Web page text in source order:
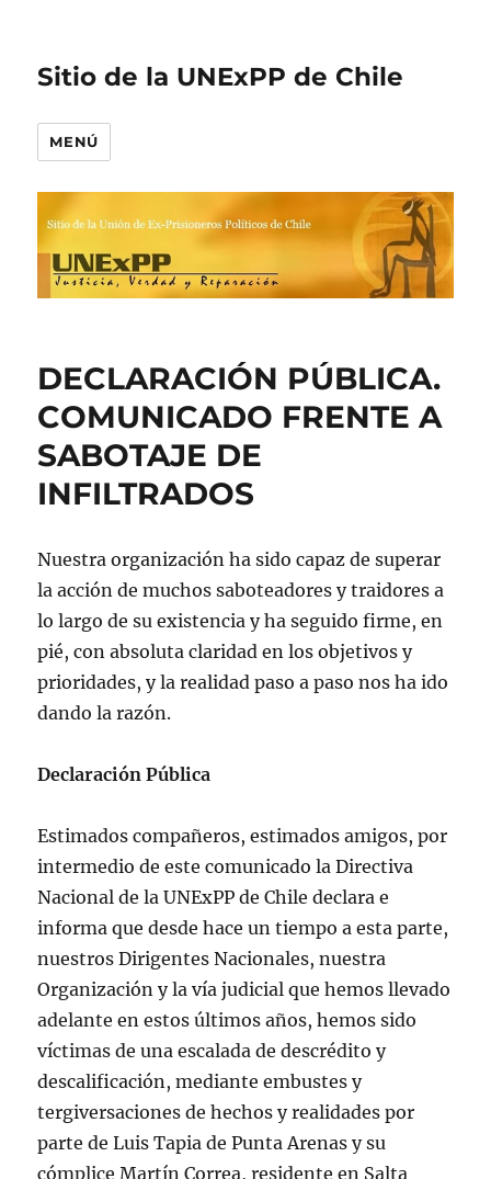
Sitio de la UNExPP de Chile
MENÚ
DECLARACIÓN PÚBLICA.
COMUNICADO FRENTE A
SABOTAJE DE
INFILTRADOS
Nuestra organización ha sido capaz de superar
la acción de muchos saboteadores y traidores a
lo largo de su existencia y ha seguido firme, en
pié, con absoluta claridad en los objetivos y
prioridades, y la realidad paso a paso nos ha ido
dando la razón.
Declaración Pública
Estimados compañeros, estimados amigos, por
intermedio de este comunicado la Directiva
Nacional de la UNExPP de Chile declara e
informa que desde hace un tiempo a esta parte,
nuestros Dirigentes Nacionales, nuestra
Organización y la vía judicial que hemos llevado
adelante en estos últimos años, hemos sido
víctimas de una escalada de descrédito y
descalificación, mediante embustes y
tergiversaciones de hechos y realidades por
parte de Luis Tapia de Punta Arenas y su
cómplice Martín Correa, residente en Salta